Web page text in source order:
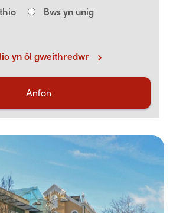
Bws yn unig
yn ôl gweithredwr
Anfon